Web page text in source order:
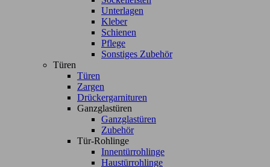
Unterlagen
Kleber
Schienen
Pflege
Sonstiges Zubehör
Türen
Türen
Zargen
Drückergarnituren
Ganzglastüren
Ganzglastüren
Zubehör
Tür-Rohlinge
Innentürrohlinge
Haustürrohlinge